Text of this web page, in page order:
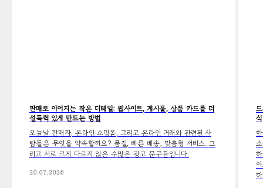
판매로 이어지는 작은 디테일: 웹사이트, 게시물, 상품 카드를 더
설득력 있게 만드는 방법
오늘날 판매자, 온라인 쇼핑몰, 그리고 온라인 거래와 관련된 사
람들은 무엇을 약속할까요? 품질, 빠른 배송, 맞춤형 서비스. 그
리고 서로 크게 다르지 않은 수많은 광고 문구들입니다.
20.07.2026
식